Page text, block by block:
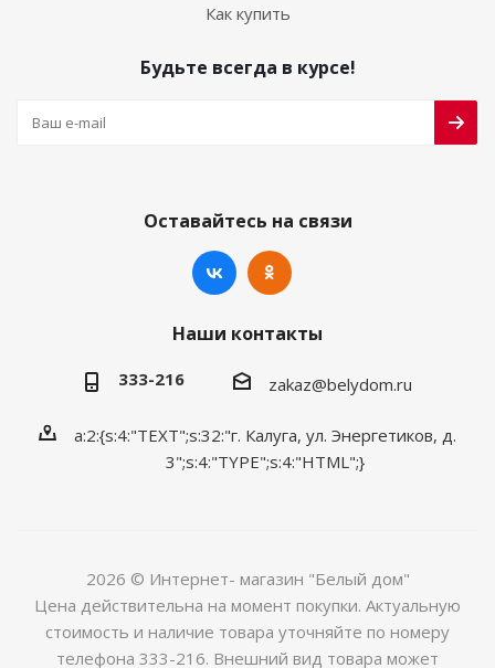
Как купить
Будьте всегда в курсе!
Оставайтесь на связи
Наши контакты
333-216 zakaz@belydom.ru
a:2:{s:4:"TEXT";s:32:"г. Калуга, ул. Энергетиков, д.
3";s:4:"TYPE";s:4:"HTML";}
2026 © Интернет- магазин "Белый дом"
Цена действительна на момент покупки. Актуальную
стоимость и наличие товара уточняйте по номеру
телефона 333-216. Внешний вид товара может